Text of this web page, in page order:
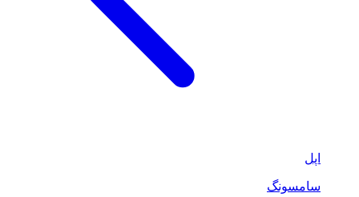
اپل
سامسونگ